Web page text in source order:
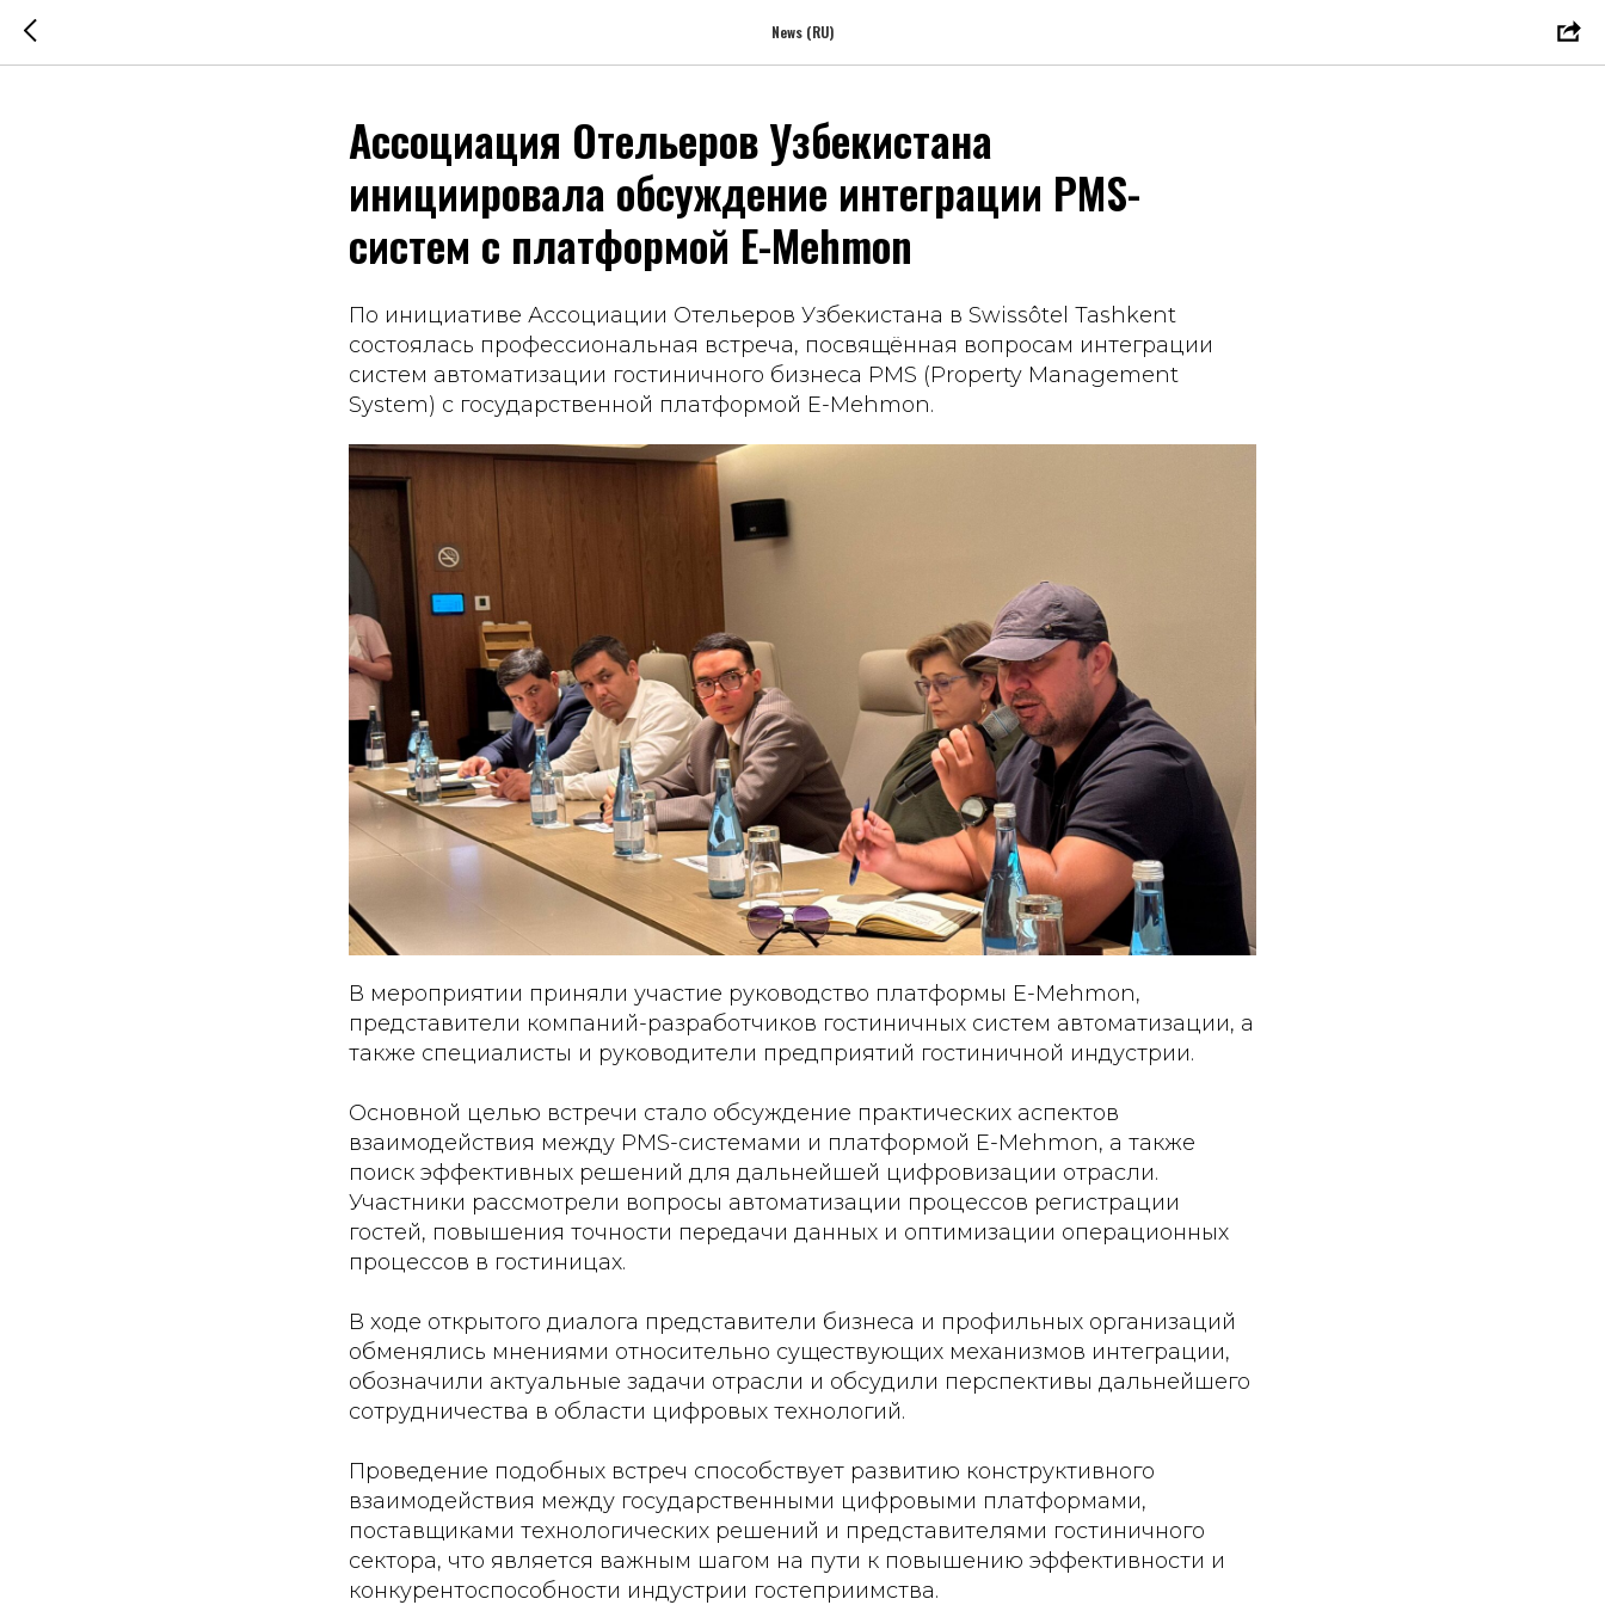
News (RU)
Ассоциация Отельеров Узбекистана
инициировала обсуждение интеграции PMS-
систем с платформой E-Mehmon
По инициативе Ассоциации Отельеров Узбекистана в Swissôtel Tashkent
состоялась профессиональная встреча, посвящённая вопросам интеграции
систем автоматизации гостиничного бизнеса PMS (Property Management
System) с государственной платформой E-Mehmon.
В мероприятии приняли участие руководство платформы E-Mehmon,
представители компаний-разработчиков гостиничных систем автоматизации, а
также специалисты и руководители предприятий гостиничной индустрии.
Основной целью встречи стало обсуждение практических аспектов
взаимодействия между PMS-системами и платформой E-Mehmon, а также
поиск эффективных решений для дальнейшей цифровизации отрасли.
Участники рассмотрели вопросы автоматизации процессов регистрации
гостей, повышения точности передачи данных и оптимизации операционных
процессов в гостиницах.
В ходе открытого диалога представители бизнеса и профильных организаций
обменялись мнениями относительно существующих механизмов интеграции,
обозначили актуальные задачи отрасли и обсудили перспективы дальнейшего
сотрудничества в области цифровых технологий.
Проведение подобных встреч способствует развитию конструктивного
взаимодействия между государственными цифровыми платформами,
поставщиками технологических решений и представителями гостиничного
сектора, что является важным шагом на пути к повышению эффективности и
конкурентоспособности индустрии гостеприимства.